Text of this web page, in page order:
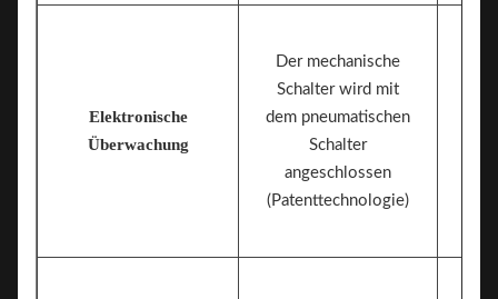
Elektronische
Überwachung
Der mechanische
Schalter wird mit
dem pneumatischen
Schalter
angeschlossen
(Patenttechnologie)